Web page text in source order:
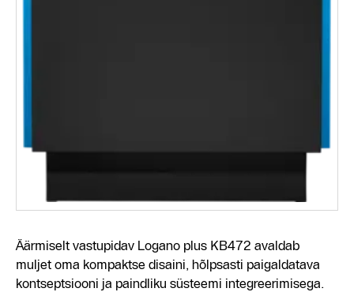
Äärmiselt vastupidav Logano plus KB472 avaldab
muljet oma kompaktse disaini, hõlpsasti paigaldatava
kontseptsiooni ja paindliku süsteemi integreerimisega.